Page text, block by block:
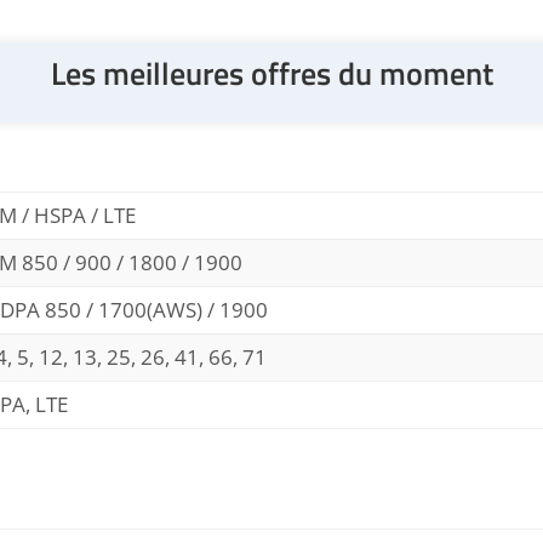
Les meilleures offres du moment
/ HSPA / LTE
850 / 900 / 1800 / 1900
850 / 1700(AWS) / 1900
5, 12, 13, 25, 26, 41, 66, 71
LTE